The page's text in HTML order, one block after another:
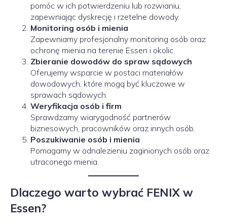
pomóc w ich potwierdzeniu lub rozwianiu,
zapewniając dyskrecję i rzetelne dowody.
Monitoring osób i mienia
Zapewniamy profesjonalny monitoring osób oraz
ochronę mienia na terenie Essen i okolic.
Zbieranie dowodów do spraw sądowych
Oferujemy wsparcie w postaci materiałów
dowodowych, które mogą być kluczowe w
sprawach sądowych.
Weryfikacja osób i firm
Sprawdzamy wiarygodność partnerów
biznesowych, pracowników oraz innych osób.
Poszukiwanie osób i mienia
Pomagamy w odnalezieniu zaginionych osób oraz
utraconego mienia.
Dlaczego warto wybrać FENIX w
Essen?